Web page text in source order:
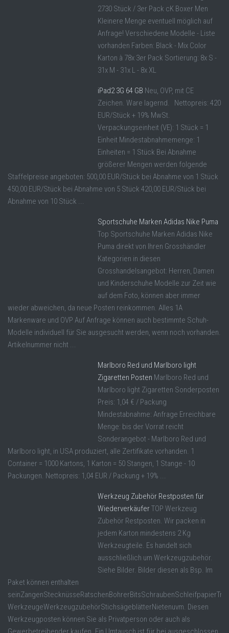
2730 Stück / 3er Pack cK Boxer Men
Kleinere Menge eventuell möglich auf
Anfrage! Verschiedene Modelle - Liste
vorhanden Farben: Black - Mix Color
Karton à 78x 3er Pack Sortierung: 8x S -
31x M - 31x L - 8x XL
iPad2 3G 64 GB Neu, OVP, mit CE
Zeichen. Ware lagernd. Nettopreis: 420
EUR/Stück + 19% MwSt.
Verpackungseinheit (VE): 1 Stück = 1
Einheit Mindestabnahmemenge: 1
Einheiten = 1 Stück Bei Abnahme
größerer Mengen werden folgende
Staffelpreise angeboten: 500,00 EUR/Stück bei Abnahme von 1 Stück
450,00 EUR/Stück bei Abnahme von 5 Stück 420,00 EUR/Stück bei
Abnahme von 10 Stück ...
Sportschuhe Marken Adidas Nike Puma
Top Sportschuhe Marken Adidas Nike
Puma direkt von Ihren Grosshändler
Kategorien in diesen
Grosshandelsangebot: Herren, Damen
und Kinderschuhe Modelle zur Zeit wie
auf dem Foto, können aber immer
wieder abweichen, da neue Posten reinkommen. Alles 1A
Markenware und OVP Auf Anfrage können auch bestimmte Schuh-
Modelle individuell für Sie ausgesucht werden, wenn noch vorhanden.
Artikelnummer nicht ...
Marlboro Red und Marlboro light
Zigaretten Posten Marlboro Red und
Marlboro light Zigaretten Sonderposten
Preis: 1,04 € / Packung
Mindestabnahme: Anfrage Erreichbare
Menge: bis der Vorrat reicht
Sonderangebot - Marlboro Red und
Marlboro light, in USA produziert, alle Zertifikate vorhanden. 1
Container = 1000 Kartons, 1 Karton = 50 Stangen, 1 Stange - 10
Packungen. Nettopreis: 1,04 EUR / Packung + 19% ...
Werkzeug Zubehör Restposten für
WiederverkäuferTOP Werkzeug
Zubehör Restposten. Wir packen in
jedem Karton mindestens 2 Kg
Werkzeugteile. Es handelt sich
ausschließlich um Werkzeugzubehör.
Siehe Bilder. Bilder diesen als Bsp. Im
Paket können enthalten
WerkzeugeWerkzeugzubehörStichsägeblätterNietenuvm. Diesen
Werkzeugposten können Sie als Privatperson oder auch als